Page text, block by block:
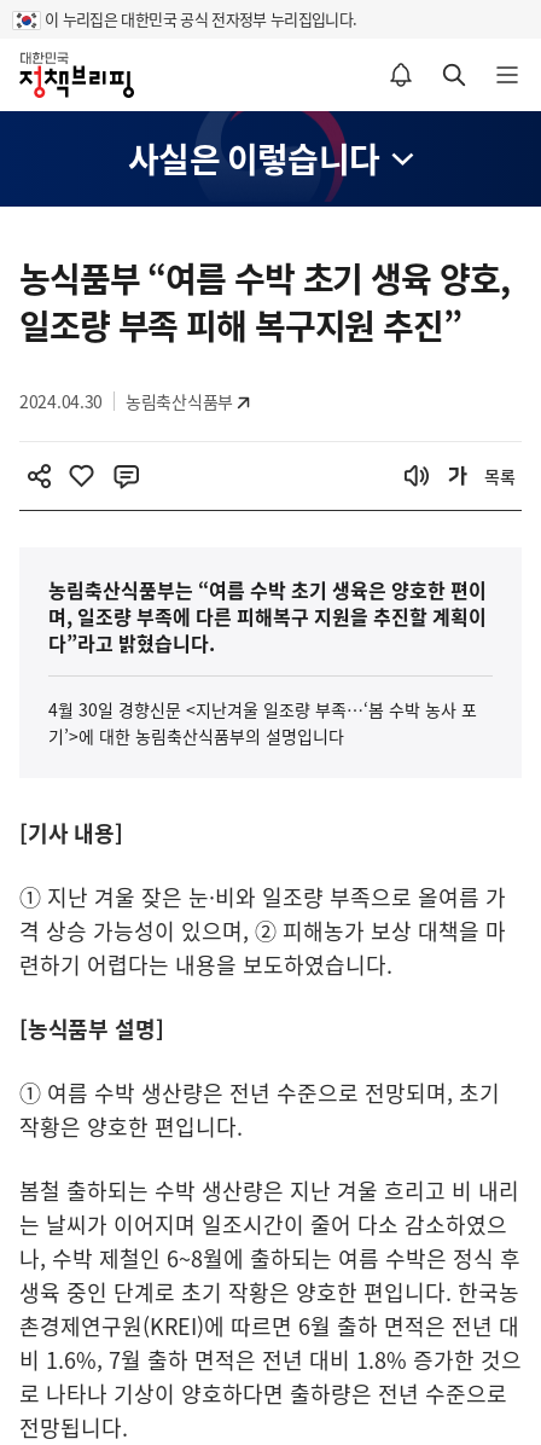
이 누리집은 대한민국 공식 전자정부 누리집입니다.
홈
알림설정 바로가기 검색 바로가기 메뉴 열기
사실은 이렇습니다
텐
츠
영
농식품부 “여름 수박 초기 생육 양호,
일조량 부족 피해 복구지원 추진”
2024.04.30 농림축산식품부
목록
농림축산식품부는 “여름 수박 초기 생육은 양호한 편이
며, 일조량 부족에 다른 피해복구 지원을 추진할 계획이
다”라고 밝혔습니다.
4월 30일 경향신문 <지난겨울 일조량 부족…‘봄 수박 농사 포
기’>에 대한 농림축산식품부의 설명입니다
[기사 내용]
① 지난 겨울 잦은 눈·비와 일조량 부족으로 올여름 가
격 상승 가능성이 있으며, ② 피해농가 보상 대책을 마
련하기 어렵다는 내용을 보도하였습니다.
[농식품부 설명]
① 여름 수박 생산량은 전년 수준으로 전망되며, 초기
작황은 양호한 편입니다.
봄철 출하되는 수박 생산량은 지난 겨울 흐리고 비 내리
는 날씨가 이어지며 일조시간이 줄어 다소 감소하였으
나, 수박 제철인 6~8월에 출하되는 여름 수박은 정식 후
생육 중인 단계로 초기 작황은 양호한 편입니다. 한국농
촌경제연구원(KREI)에 따르면 6월 출하 면적은 전년 대
비 1.6%, 7월 출하 면적은 전년 대비 1.8% 증가한 것으
로 나타나 기상이 양호하다면 출하량은 전년 수준으로
전망됩니다.